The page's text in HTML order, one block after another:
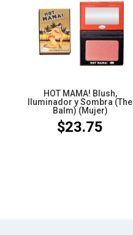
HOT MAMA! Blush,
Iluminador y Sombra (The
Balm) (Mujer)
$23.75